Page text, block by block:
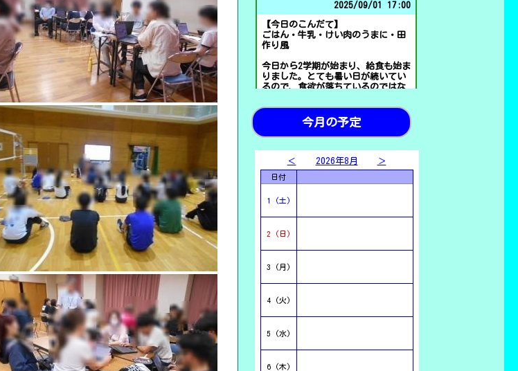
＜ 2026年8月 ＞
日付
1 (土)
2 (日)
3 (月)
4 (火)
5 (水)
6 (木)
【学校運営協議会】 ７月３日（金）に学校運営協議会を開催しました。運営協議会の委員の方に水泳指導の様子や他の授業の様子を見ていただきました。今回の議題は神戸祇園小学校のガイドブックについて、学校と地域との連携について、校外での子供たちの様子などについて話をしました。学校と地域と保護者が連携して子供を真ん中にして前向きな話し合いをすることができました。これからもよろしくお願いします。 2026/ 07/06 18:44
【１年生 生活】 先週の金曜日、１年生が学校たんけんをしていました。校長室にもたくさんの１年生がインタビューに来ていました。「なんでトロフィーがあるのですか。」「なんで机とテーブルが大きいのですか。」など、素朴な疑問を投げかけてくれました。メモが追いつかない様子でしたが、一生懸命聞いて、書いている様子がとても微笑ましかったです。どんな風に発表するのか楽しみです。 2026/07/06 18:37
【４年生 学年大会】 先週の木曜日に４年生が学年大会をしていました。学年大会のめあては「仲をふかめる」ということで、仲間とともに一生懸命ダンスを踊り、仲間とともに段ボールを落とし、仲間とともに玉入れをして他のクラスと競っていました。クラスメートと声を掛け合う姿、友達を応援する姿がたくさん見られました。とても盛り上がった楽しい学年大会でした。これからの生活の中でも、仲間を応援する姿が見られたらうれしいです。 2026/ 07/06 18:00
pdf 349 KB ] 2026/07/06 14:57
【４年生 体育】 ドリルタイムからスタートした４年生。たくさん泳いで身体もあたたまっていたようでした。何をするかが分かっているので、素早い行動でした。神戸祇園小学校の３つのあ「あいさつ」「あんぜん」「あとしまつ」が守れている授業でした。ビート板がバラバラだな～と見ていたら、気が付いて、進んできれいに片付けている子もいて感心しました。ひっくりカンカンも楽しそうでした。 2026/07/02 19:07
【ぎおん七夕大会】 代表委員会主催でぎおん七夕大会が開催されています。少しずつみんなの願い事が増えています。素敵な願い事を読むと、ほっこりした気持ちになります。みんなの願いが叶うといいですね。 2026/
【ともにんタイム】 ３年生～６年生のともにんタイムの様子です。今日は、自分で選択したコースで算数の勉強をしました。プリントや学習用タブレットを利用して計算の習得めざして一生懸命挑戦する姿が素敵でした。授業が終わり、廊下ですれ違った子が、「前にやったテストが前よりできるようになってて嬉しかった。」と伝えてくれました。成長する喜びも感じられるともにんタイムでした。 2026/07/01 18:01
2025/09/01 17:00
【今日のこんだて】
ごはん・牛乳・けい肉のうまに・田
作り風
今日から2学期が始まり、給食も始ま
りました。とても暑い日が続いてい
るので、食欲が落ちているのではな
食を食べている姿がたくさん見られ
ごはん・牛乳・牛肉のしぐれに・七
夕そうめんじる・ミニゼリー（ピー
今月の予定